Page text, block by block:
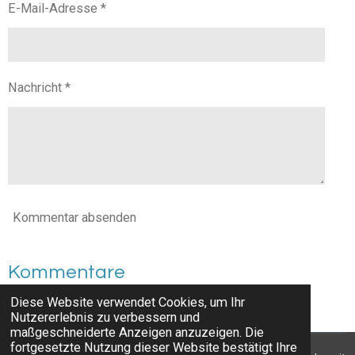
Diese Website verwendet Cookies, um Ihr
Nutzererlebnis zu verbessern und
maßgeschneiderte Anzeigen anzuzeigen. Die
fortgesetzte Nutzung dieser Website bestätigt Ihre
E-Mail-Adresse *
Nachricht *
Kommentar absenden
Kommentare
Es gibt noch keine Kommentare.